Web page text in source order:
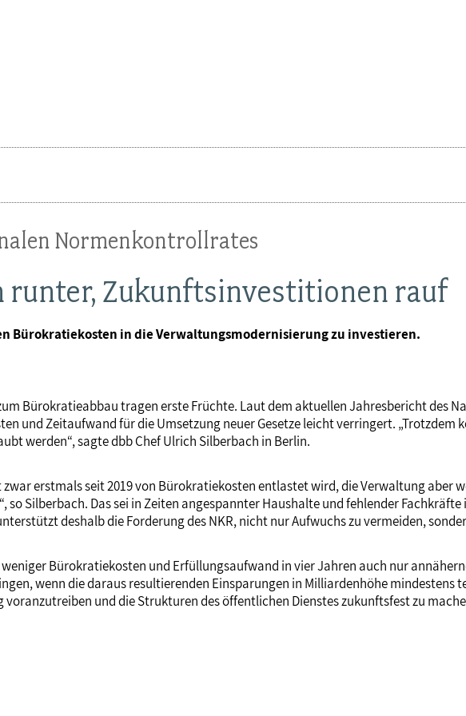
Normenkontrollrates
runter, Zukunftsinvestitionen rauf
Bürokratiekosten in die Verwaltungsmodernisierung zu investieren.
Bürokratieabbau tragen erste Früchte. Laut dem aktuellen Jahresbericht des
und Zeitaufwand für die Umsetzung neuer Gesetze leicht verringert. „Trotzdem
werden“, sagte dbb Chef Ulrich Silberbach in Berlin.
erstmals seit 2019 von Bürokratiekosten entlastet wird, die Verwaltung aber
so Silberbach. Das sei in Zeiten angespannter Haushalte und fehlender
deshalb die Forderung des NKR, nicht nur Aufwuchs zu vermeiden,
Bürokratiekosten und Erfüllungsaufwand in vier Jahren auch nur
wenn die daraus resultierenden Einsparungen in Milliardenhöhe
und die Strukturen des öffentlichen Dienstes zukunftsfest zu